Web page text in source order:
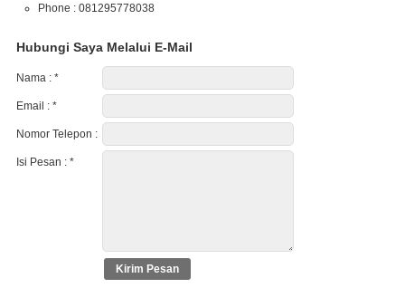
Phone : 081295778038
Hubungi Saya Melalui E-Mail
Nama : *
Email : *
Nomor Telepon :
Isi Pesan : *